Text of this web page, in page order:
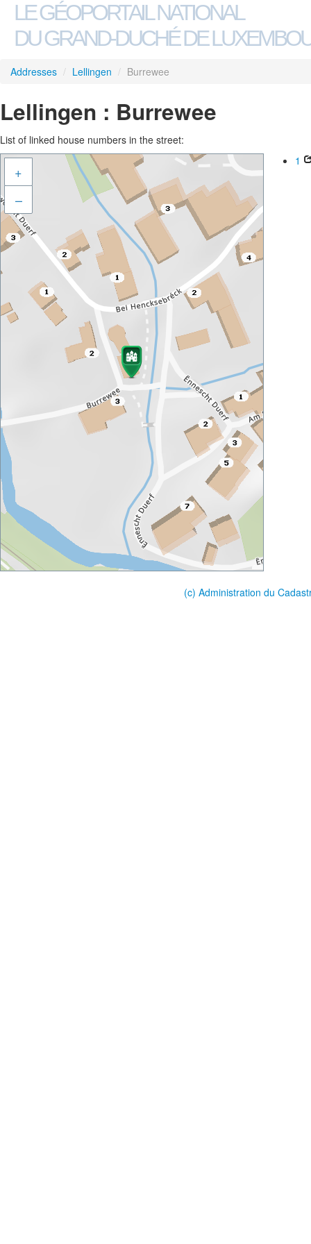
LE GÉOPORTAIL NATIONAL
DU GRAND-DUCHÉ DE
Addresses / Lellingen / Burrewee
Lellingen : Burrewee
List of linked house numbers in the street:
+
–
1
(c) Administration du